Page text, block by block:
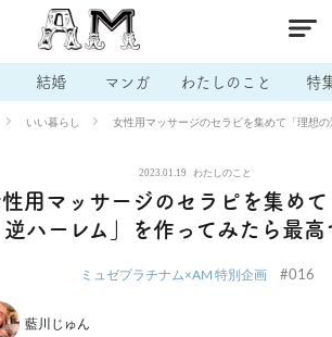
結婚 マンガ わたしのこと 特
いい暮らし 女性用マッサージのセラピを集めて「理想
2023.01.19 わたしのこと
用マッサージのセラピを集め
逆ハーレム」を作ってみたら最高
ミュゼプラチナム×AM 特別企画 #016
藍川じゅん
# 男の本音 # セフレ # 不倫
# マッチングアプリ # ラブグッズ # 体の相